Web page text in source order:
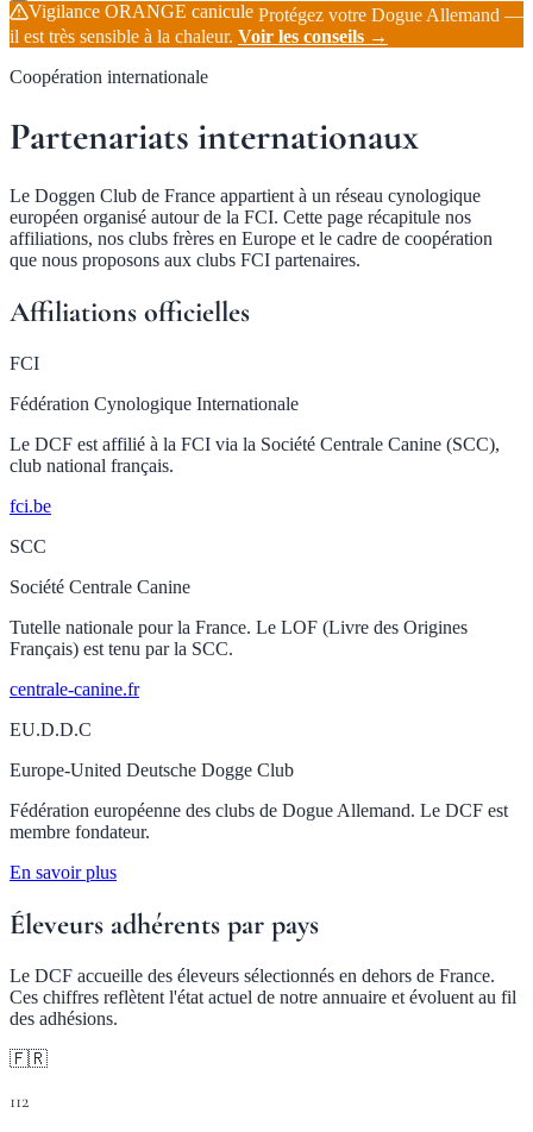
Vigilance ORANGE canicule Protégez votre Dogue Allemand —
il est très sensible à la chaleur. Voir les conseils →
Coopération internationale
Partenariats internationaux
Le Doggen Club de France appartient à un réseau cynologique
européen organisé autour de la FCI. Cette page récapitule nos
affiliations, nos clubs frères en Europe et le cadre de coopération
que nous proposons aux clubs FCI partenaires.
Affiliations officielles
FCI
Fédération Cynologique Internationale
Le DCF est affilié à la FCI via la Société Centrale Canine (SCC),
club national français.
fci.be
SCC
Société Centrale Canine
Tutelle nationale pour la France. Le LOF (Livre des Origines
Français) est tenu par la SCC.
centrale-canine.fr
EU.D.D.C
Europe-United Deutsche Dogge Club
Fédération européenne des clubs de Dogue Allemand. Le DCF est
membre fondateur.
En savoir plus
Éleveurs adhérents par pays
Le DCF accueille des éleveurs sélectionnés en dehors de France.
Ces chiffres reflètent l'état actuel de notre annuaire et évoluent au fil
des adhésions.
🇫🇷
112